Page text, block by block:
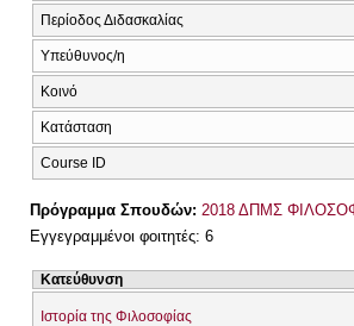
Περίοδος Διδασκαλίας
Υπεύθυνος/η
Κοινό
Κατάσταση
Course ID
Πρόγραμμα Σπουδών: 2018 ΔΠΜΣ
Εγγεγραμμένοι φοιτητές: 6
Κατεύθυνση
Ιστορία της Φιλοσοφίας